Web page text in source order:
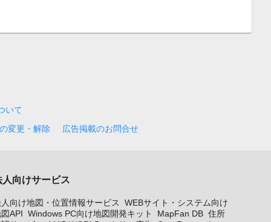
いて
変更・解除 広告掲載のお問合せ
人向けサービス
向け地図・位置情報サービス
WEBサイト・システム向け
API Windows PC向け地図開発キット MapFan DB 住所